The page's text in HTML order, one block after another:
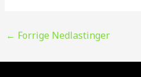
← Forrige Nedlastinger